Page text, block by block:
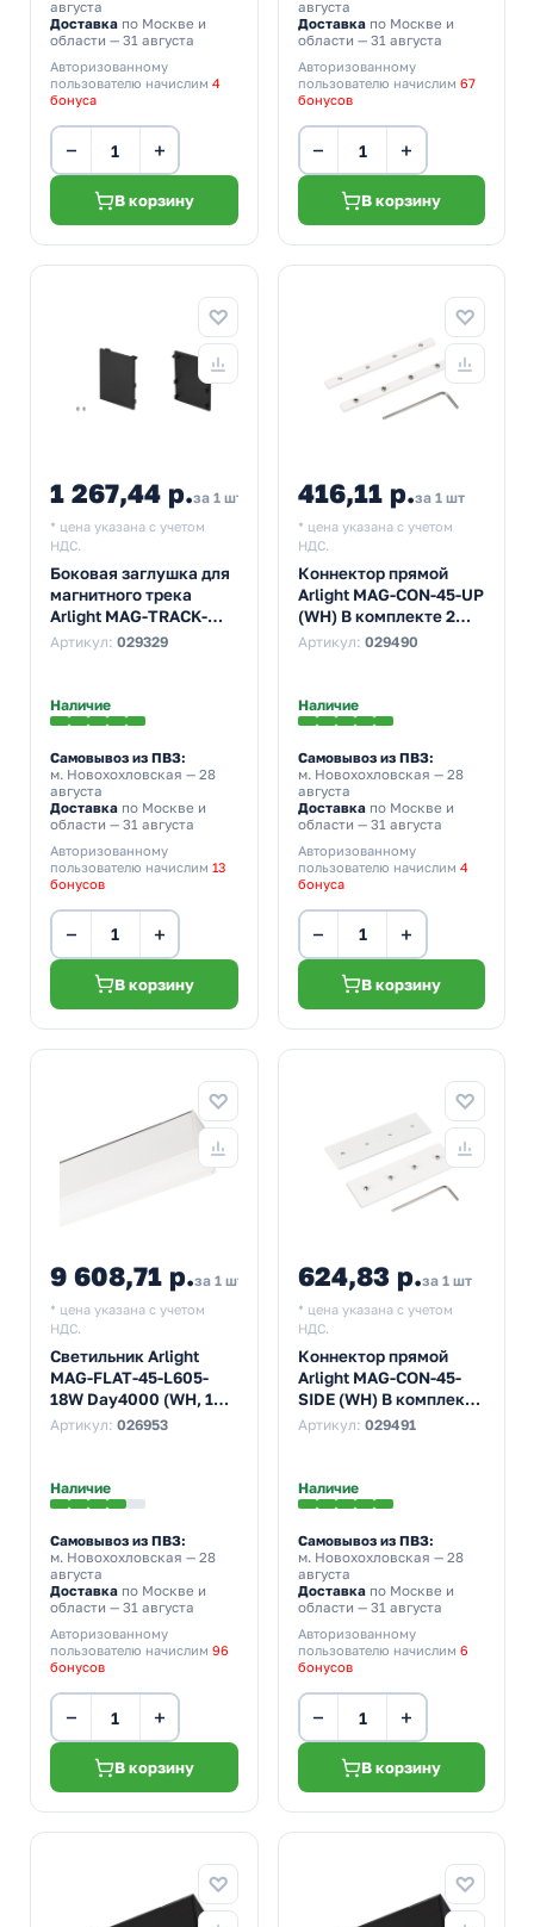
августа
Доставка по Москве и
области — 31 августа
Авторизованному
пользователю начислим 4
бонуса
− +
В корзину
августа
Доставкапо Москве и
области — 31 августа
Авторизованному
пользователю начислим 67
бонусов
− +
В корзину
1 267,44 р.за 1 шт
* цена указана с учетом
НДС.
Боковая заглушка для
магнитного трека
Arlight MAG-TRACK-
4563. алюминий,
Артикул: 029329
Наличие
Самовывоз из ПВЗ:
м. Новохохловская — 28
августа
Доставка по Москве и
области — 31 августа
Авторизованному
пользователю начислим 13
бонусов
− +
В корзину
416,11 р.за 1 шт
* цена указана с учетом
НДС.
Коннектор прямой
Arlight MAG-CON-45-UP
(WH) В комплекте 2
коннектора и
Артикул: 029490
Наличие
Самовывоз из ПВЗ:
м. Новохохловская — 28
августа
Доставкапо Москве и
области — 31 августа
Авторизованному
пользователю начислим 4
бонуса
− +
В корзину
9 608,71 р.за 1 шт
* цена указана с учетом
НДС.
Светильник Arlight
MAG-FLAT-45-L605-
18W Day4000 (WH, 100
deg, 24V)
Артикул: 026953
Наличие
Самовывоз из ПВЗ:
м. Новохохловская — 28
августа
Доставка по Москве и
области — 31 августа
Авторизованному
пользователю начислим 96
бонусов
− +
В корзину
624,83 р.за 1 шт
* цена указана с учетом
НДС.
Коннектор прямой
Arlight MAG-CON-45-
SIDE (WH) В комплекте
2 коннектора и
Артикул: 029491
Наличие
Самовывоз из ПВЗ:
м. Новохохловская — 28
августа
Доставкапо Москве и
области — 31 августа
Авторизованному
пользователю начислим 6
бонусов
− +
В корзину